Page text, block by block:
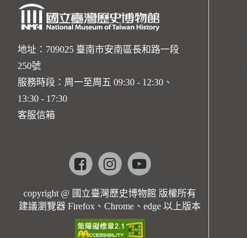
地址：709025 臺南市安南區長和路一段
250號
服務時段：周一至周五 09:30 - 12:30、
13:30 - 17:30
客服信箱
Facebookinstagramyoutube
copyright @ 國立臺灣歷史博物館 版權所有
建議瀏覽器 Firefox、Chrome、edge 以上版本